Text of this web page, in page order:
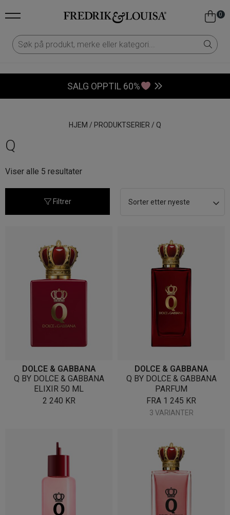
0
SALG OPPTIL 60%
HJEM / PRODUKTSERIER / Q
Q
Viser alle 5 resultaterSortert
Filtrer
DOLCE & GABBANA
Q BY DOLCE & GABBANA
ELIXIR 50 ML
2 240 KR
DOLCE & GABBANA
Q BY DOLCE & GABBANA
PARFUM
FRA 1 245 KR
3 VARIANTER